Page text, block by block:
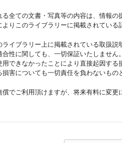
全ての文書・写真等の内容は、情報
よりこのライブラリーに掲載されてい
イブラリー上に掲載されている取扱
性に関しても、一切保証いたしませ
できなかったことにより直接起因す
害についても一切責任を負わないもの
でご利用頂けますが、将来有料に変